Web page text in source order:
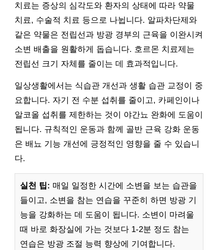
치료는 증상의 심각도와 환자의 상태에 따라 약물
치료, 수술적 치료 등으로 나뉩니다. 알파차단제와
같은 약물은 전립선과 방광 경부의 근육을 이완시켜
소변 배출을 원활하게 돕습니다. 호르몬 치료제는
전립선 크기 자체를 줄이는 데 효과적입니다.
일상생활에서는 식습관 개선과 생활 습관 교정이 중
요합니다. 자기 전 수분 섭취를 줄이고, 카페인이나
알코올 섭취를 제한하는 것이 야간뇨 완화에 도움이
됩니다. 규칙적인 운동과 함께 골반 근육 강화 운동
은 배뇨 기능 개선에 긍정적인 영향을 줄 수 있습니
다.
실천 팁: 매일 일정한 시간에 소변을 보는 습관을
들이고, 소변을 참는 연습을 꾸준히 하면 방광 기
능을 강화하는 데 도움이 됩니다. 소변이 마려울
때 바로 화장실에 가는 것보다 1-2분 정도 참는
연습은 방광 조절 능력 향상에 기여합니다.